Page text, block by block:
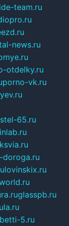
team.ru
news.ru
otdelky.ru
porno-vk.ru
65.ru
lovinskix.ru
glasspb.ru
5.ru